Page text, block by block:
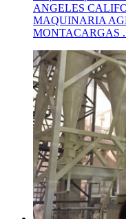
ANGELES
MAQUINARIA
MONTACARGAS